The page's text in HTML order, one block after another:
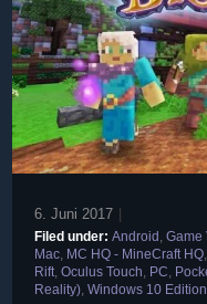
6. Juni 2017 |
Filed under: Android Game
Mac MC HQ - MineCraft HQ
Rift Oculus Touch PC
Reality) Windows 10 Edition